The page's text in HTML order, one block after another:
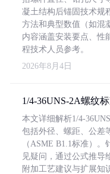
凝土结构后锚固技术规
方法和典型数值（如混
内容涵盖安装要点、性
程技术人员参考。
2026年8月4日
1/4-36UNS-2A螺纹
本文详细解析1/4-
包括外径、螺距、公差
（ASME B1.1标准）
见疑问，通过公式推导
附加工艺建议与扩展知